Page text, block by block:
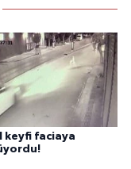
keyfi faciaya